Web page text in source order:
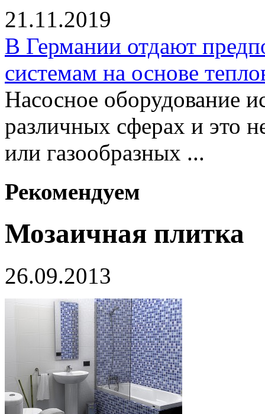
21.11.2019
В Германии отдают
системам на основе
Насосное оборудование
различных сферах и это
или газообразных ...
Рекомендуем
Мозаичная плитка
26.09.2013